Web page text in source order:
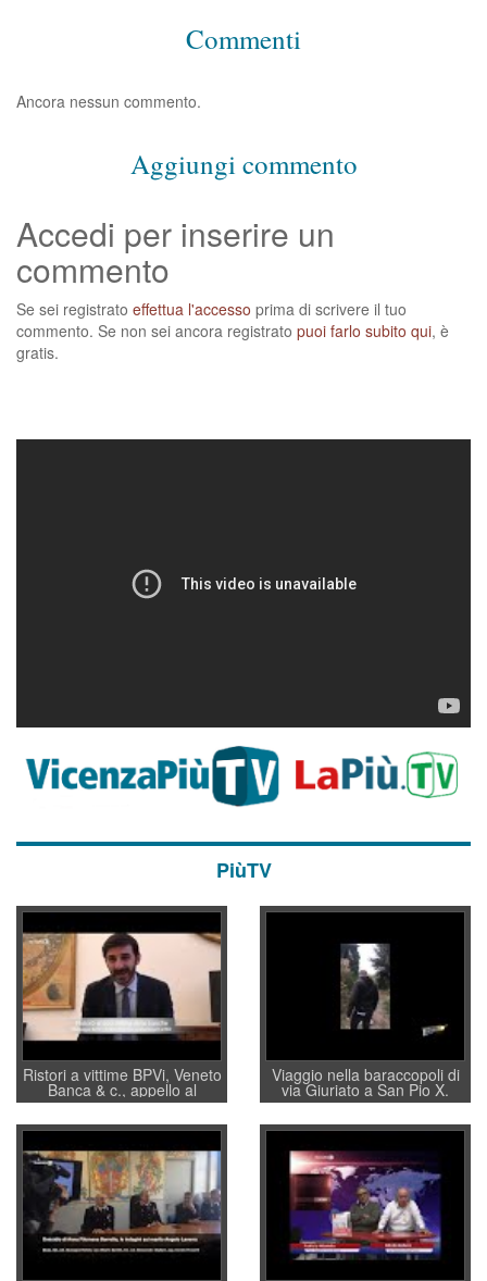
Commenti
Ancora nessun commento.
Aggiungi commento
Accedi per inserire un
commento
Se sei registrato effettua l'accesso prima di scrivere il tuo
commento. Se non sei ancora registrato puoi farlo subito qui, è
gratis.
PiùTV
Ristori a vittime BPVi, Veneto
Banca & c., appello al
sottosegretario Alessio
Villarosa: per mettere ordine
convochi con Di Maio CNCU
a supporto della cabina di
regia al Mef
Viaggio nella baraccopoli di
via Giuriato a San Pio X.
Vicenza ai Vicentini: “faremo
un regalo di Natale ai
residenti”